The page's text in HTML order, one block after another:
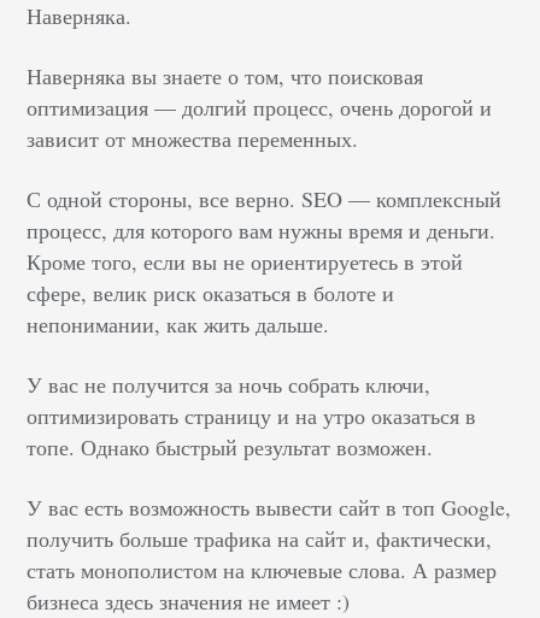
Наверняка.
Наверняка вы знаете о том, что поисковая
оптимизация — долгий процесс, очень дорогой и
зависит от множества переменных.
С одной стороны, все верно. SEO — комплексный
процесс, для которого вам нужны время и деньги.
Кроме того, если вы не ориентируетесь в этой
сфере, велик риск оказаться в болоте и
непонимании, как жить дальше.
У вас не получится за ночь собрать ключи,
оптимизировать страницу и на утро оказаться в
топе. Однако быстрый результат возможен.
У вас есть возможность вывести сайт в топ Google,
получить больше трафика на сайт и, фактически,
стать монополистом на ключевые слова. А размер
бизнеса здесь значения не имеет :)